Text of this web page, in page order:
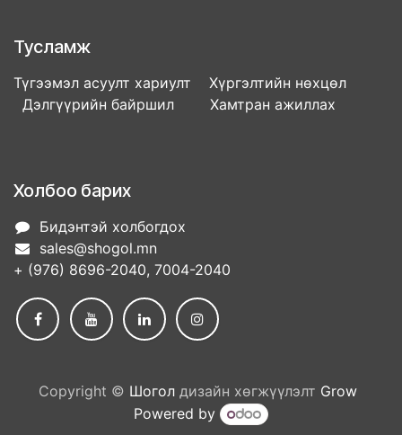
Тусламж
Түгээмэл асуулт хариулт Хүргэлтийн нөхцөл
Дэлгүүрийн байршил Хамтран ажиллах
Холбоо барих
Бидэнтэй холбогдох
sales@shogol.mn
+ (976) 8696-2040, 7004-2040
Copyright © Шоголдизайн хөгжүүлэлт Grow
Powered by